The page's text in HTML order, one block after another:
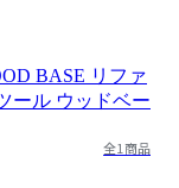
全1商品